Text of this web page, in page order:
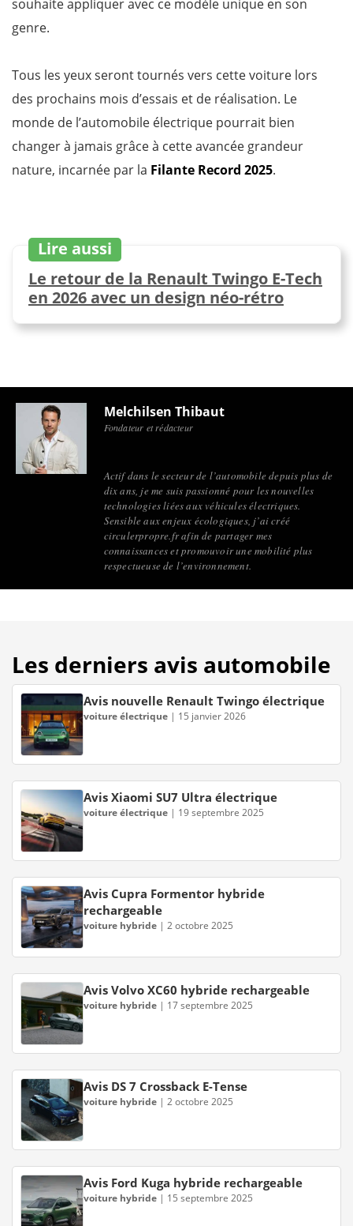
souhaite appliquer avec ce modèle unique en son
genre.
Tous les yeux seront tournés vers cette voiture lors
des prochains mois d’essais et de réalisation. Le
monde de l’automobile électrique pourrait bien
changer à jamais grâce à cette avancée grandeur
nature, incarnée par la Filante Record 2025.
Lire aussi
Le retour de la Renault Twingo E-Tech
en 2026 avec un design néo-rétro
Melchilsen Thibaut
Fondateur et rédacteur
Actif dans le secteur de l’automobile depuis plus de
dix ans, je me suis passionné pour les nouvelles
technologies liées aux véhicules électriques.
Sensible aux enjeux écologiques, j’ai créé
circulerpropre.fr afin de partager mes
connaissances et promouvoir une mobilité plus
respectueuse de l’environnement.
Les derniers avis automobile
Avis nouvelle Renault Twingo électrique
voiture électrique | 15 janvier 2026
Avis Xiaomi SU7 Ultra électrique
voiture électrique | 19 septembre 2025
Avis Cupra Formentor hybride
rechargeable
voiture hybride | 2 octobre 2025
Avis Volvo XC60 hybride rechargeable
voiture hybride | 17 septembre 2025
Avis DS 7 Crossback E-Tense
voiture hybride | 2 octobre 2025
Avis Ford Kuga hybride rechargeable
voiture hybride | 15 septembre 2025